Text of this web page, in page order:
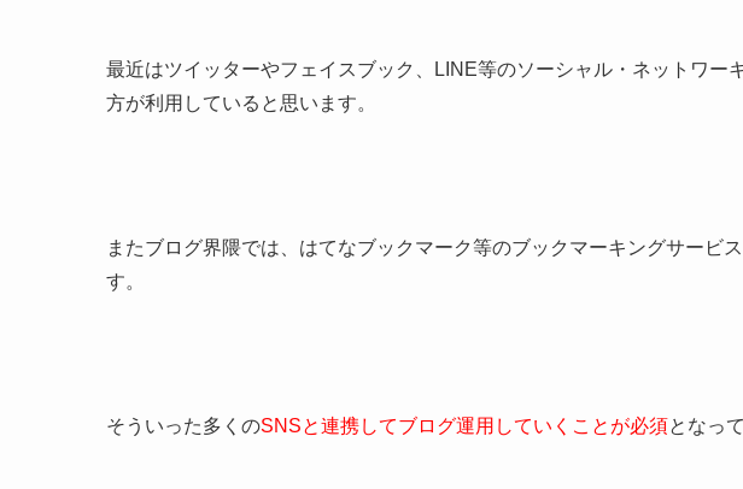
最近はツイッターやフェイスブック、LINE等のソーシャル・ネットワー
方が利用していると思います。
またブログ界隈では、はてなブックマーク等のブックマーキングサービ
す。
そういった多くのSNSと連携してブログ運用していくことが必須となっ